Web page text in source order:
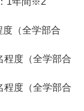
（全学部合
程度（全学部合
程度（全学部合